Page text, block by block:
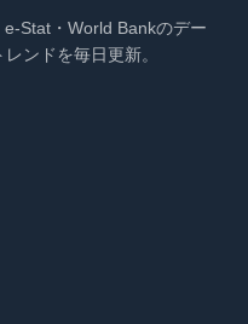
Stat・World Bankのデー
ンドを毎日更新。